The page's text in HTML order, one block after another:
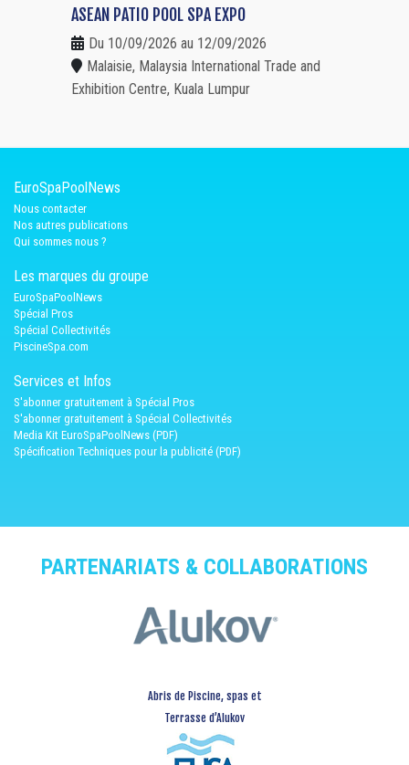
ASEAN PATIO POOL SPA EXPO
Du 10/09/2026 au 12/09/2026
Malaisie, Malaysia International Trade and
Exhibition Centre, Kuala Lumpur
EuroSpaPoolNews
Nous contacter
Nos autres publications
Qui sommes nous ?
Les marques du groupe
EuroSpaPoolNews
Spécial Pros
Spécial Collectivités
PiscineSpa.com
Services et Infos
S'abonner gratuitement à Spécial Pros
S'abonner gratuitement à Spécial Collectivités
Media Kit EuroSpaPoolNews (PDF)
Spécification Techniques pour la publicité (PDF)
PARTENARIATS & COLLABORATIONS
Abris de Piscine, spas et
Terrasse d’Alukov